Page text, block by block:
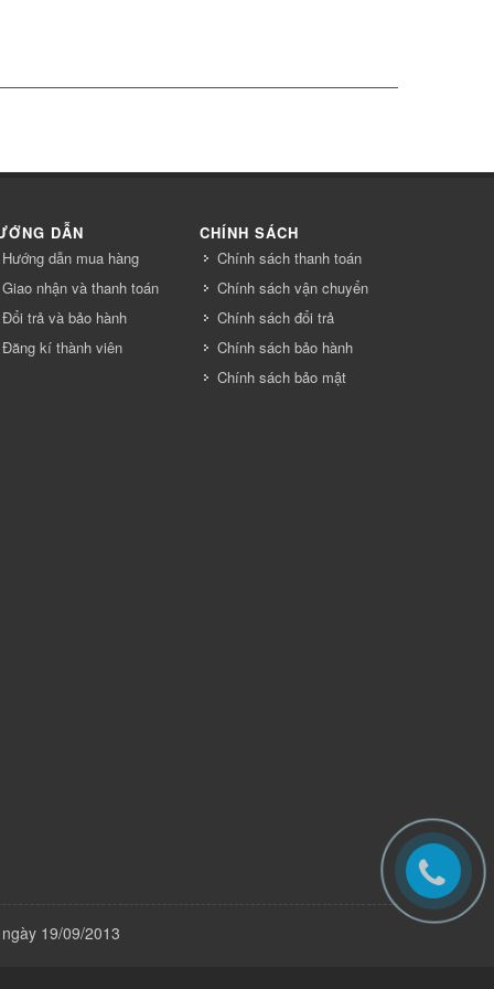
DẪN
Hướng dẫn mua hàng
Giao nhận và thanh toán
Đổi trả và bảo hành
Đăng kí thành viên
CHÍNH SÁCH
Chính sách thanh toán
Chính sách vận chuyển
Chính sách đổi trả
Chính sách bảo hành
Chính sách bảo mật
19/09/2013